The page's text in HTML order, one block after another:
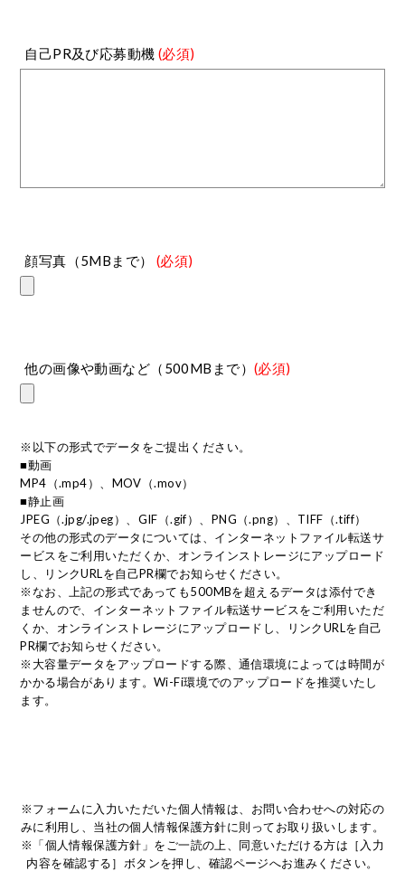
自己PR及び応募動機(必須)
顔写真（5MBまで）(必須)
他の画像や動画など（500MBまで） (必須)
※以下の形式でデータをご提出ください。
■動画
MP4（.mp4）、MOV（.mov）
■静止画
JPEG（.jpg/.jpeg）、GIF（.gif）、PNG（.png）、TIFF（.tiff）
その他の形式のデータについては、インターネットファイル転送サ
ービスをご利用いただくか、オンラインストレージにアップロード
し、リンクURLを自己PR欄でお知らせください。
※なお、上記の形式であっても500MBを超えるデータは添付でき
ませんので、インターネットファイル転送サービスをご利用いただ
くか、オンラインストレージにアップロードし、リンクURLを自己
PR欄でお知らせください。
※大容量データをアップロードする際、通信環境によっては時間が
かかる場合があります。Wi-Fi環境でのアップロードを推奨いたし
ます。
※フォームに入力いただいた個人情報は、お問い合わせへの対応の
みに利用し、当社の個人情報保護方針に則ってお取り扱いします。
※「個人情報保護方針」をご一読の上、同意いただける方は［入力
内容を確認する］ボタンを押し、確認ページへお進みください。